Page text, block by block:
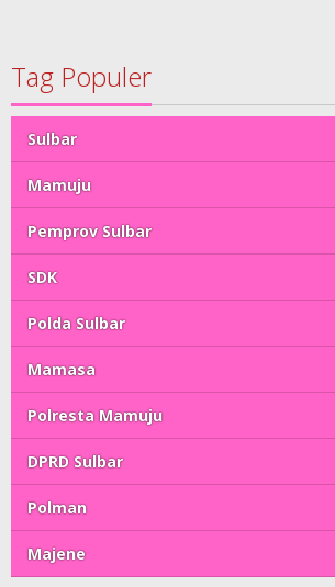
Tag Populer
Sulbar
Mamuju
Pemprov Sulbar
SDK
Polda Sulbar
Mamasa
Polresta Mamuju
DPRD Sulbar
Polman
Majene